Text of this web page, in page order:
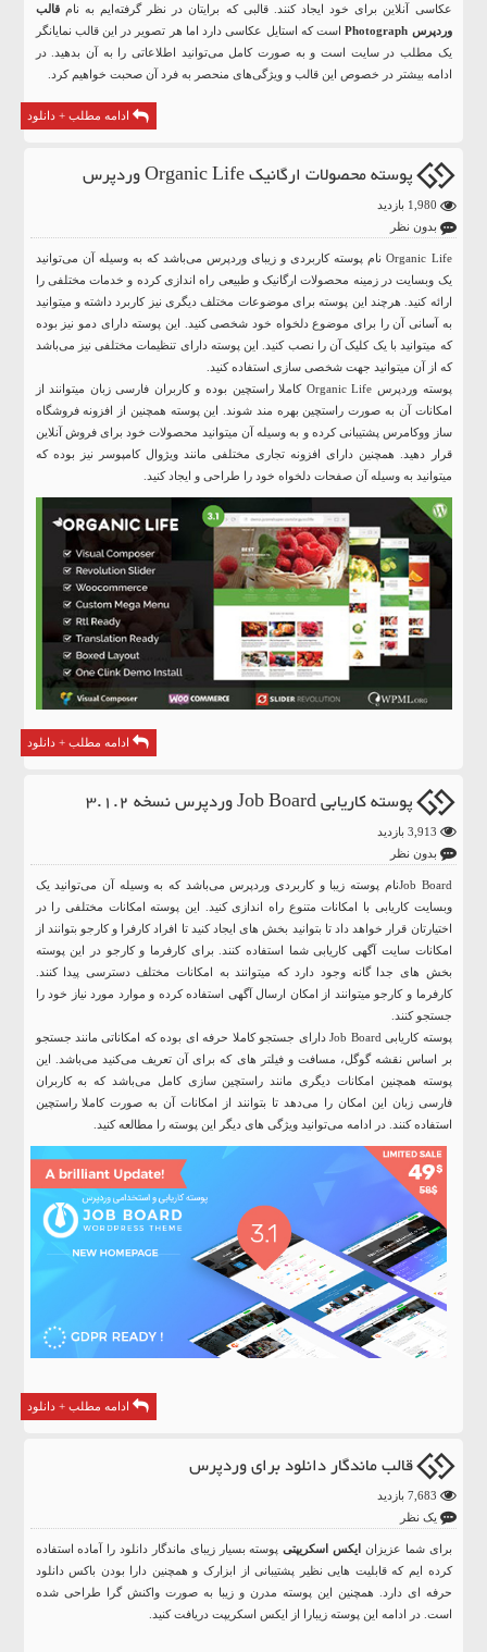
عکاسی آنلاین برای خود ایجاد کنند. قالبی که برایتان در نظر گرفته‌ایم به نامقالب
وردپرس Photograph
است که استایل عکاسی دارد اما هر تصویر در این قالب نمایانگر
یک مطلب در سایت است و به صورت کامل می‌توانید اطلاعاتی را به آن بدهید. در
ادامه بیشتر در خصوص این قالب و ویژگی‌های منحصر به فرد آن صحبت خواهیم کرد.
ادامه مطلب + دانلود
پوسته محصولات ارگانیک Organic Life وردپرس
بدون نظر
Organic Life نام پوسته کاربردی و زیبای وردپرس می‌باشد که به وسیله آن می‌توانید
یک وبسایت در زمینه محصولات ارگانیک و طبیعی راه اندازی کرده و خدمات مختلفی را
ارائه کنید. هرچند این پوسته برای موضوعات مختلف دیگری نیز کاربرد داشته و میتوانید
به آسانی آن را برای موضوع دلخواه خود شخصی کنید. این پوسته دارای دمو نیز بوده
که میتوانید با یک کلیک آن را نصب کنید. این پوسته دارای تنظیمات مختلفی نیز می‌باشد
که از آن میتوانید جهت شخصی سازی استفاده کنید.
پوسته وردپرس Organic Life کاملا راستچین بوده و کاربران فارسی زبان میتوانند از
امکانات آن به صورت راستچین بهره مند شوند. این پوسته همچنین از افزونه فروشگاه
ساز ووکامرس پشتیبانی کرده و به وسیله آن میتوانید محصولات خود برای فروش آنلاین
قرار دهید. همچنین دارای افزونه تجاری مختلفی مانند ویژوال کامپوسر نیز بوده که
میتوانید به وسیله آن صفحات دلخواه خود را طراحی و ایجاد کنید.
ادامه مطلب + دانلود
پوسته کاریابی Job Board وردپرس نسخه 3.1.2
بدون نظر
Job Boardنام پوسته زیبا و کاربردی وردپرس می‌باشد که به وسیله آن می‌توانید یک
وبسایت کاریابی با امکانات متنوع راه اندازی کنید. این پوسته امکانات مختلفی را در
اختیارتان قرار خواهد داد تا بتوانید بخش های ایجاد کنید تا افراد کارفرا و کارجو بتوانند از
امکانات سایت آگهی کاریابی شما استفاده کنند. برای کارفرما و کارجو در این پوسته
بخش های جدا گانه وجود دارد که میتوانند به امکانات مختلف دسترسی پیدا کنند.
کارفرما و کارجو میتوانند از امکان ارسال آگهی استفاده کرده و موارد مورد نیاز خود را
جستجو کنند.
پوسته کاریابی Job Board دارای جستجو کاملا حرفه ای بوده که امکاناتی مانند جستجو
بر اساس نقشه گوگل، مسافت و فیلتر های که برای آن تعریف می‌کنید می‌باشد. این
پوسته همچنین امکانات دیگری مانند راستچین سازی کامل می‌باشد که به کاربران
فارسی زبان این امکان را می‌دهد تا بتوانند از امکانات آن به صورت کاملا راستچین
استفاده کنند. در ادامه می‌توانید ویژگی های دیگر این پوسته را مطالعه کنید.
ادامه مطلب + دانلود
قالب ماندگار دانلود برای وردپرس
یک نظر
برای شما عزیزان ایکس اسکریپتیپوسته بسیار زیبای ماندگار دانلود را آماده استفاده
کرده ایم که قابلیت هایی نظیر پشتیبانی از ابزارک و همچنین دارا بودن باکس دانلود
حرفه ای دارد. همچنین این پوسته مدرن و زیبا به صورت واکنش گرا طراحی شده
است. در ادامه این پوسته زیبارا از ایکس اسکریپت دریافت کنید.